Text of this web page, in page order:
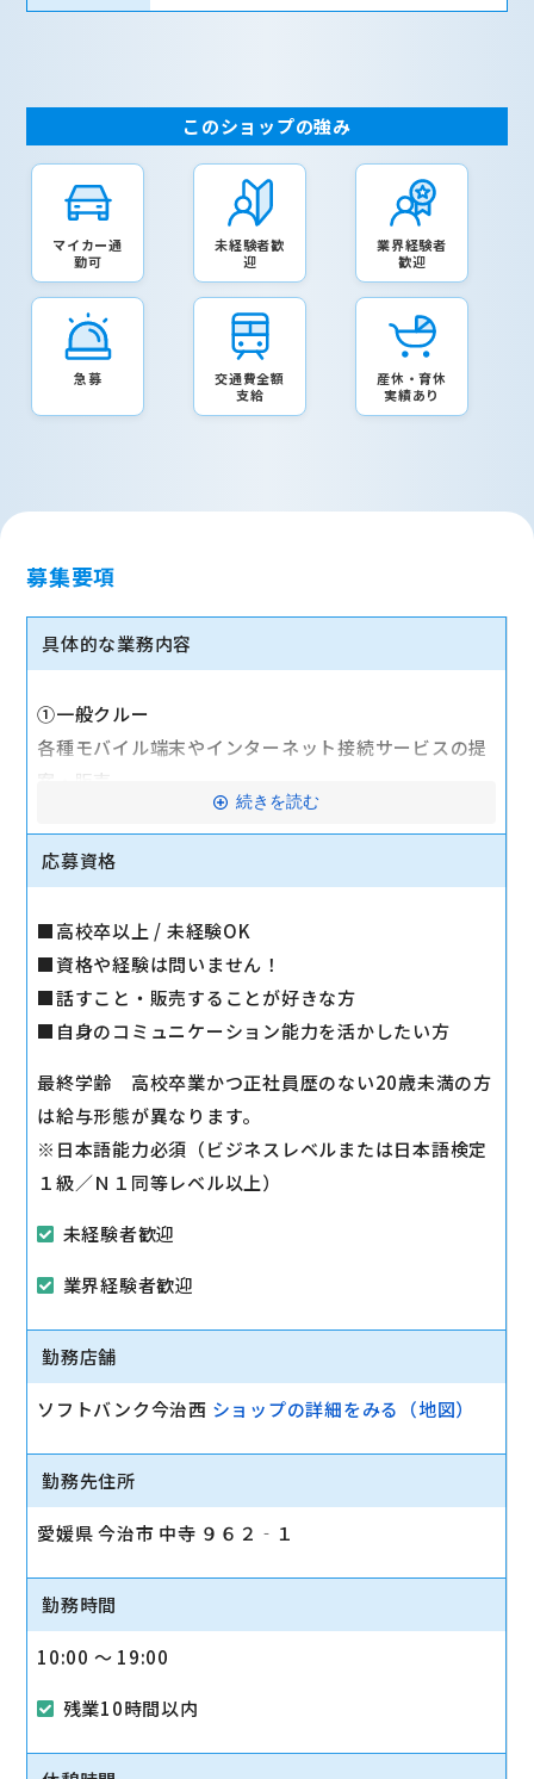
このショップの強み
マイカー通
勤可
未経験者歓
迎
業界経験者
歓迎
急募
交通費全額
支給
産休・育休
実績あり
募集要項
具体的な業務内容
①一般クルー
各種モバイル端末やインターネット接続サービスの提
案・販売
・商品のご提案、契約手続き
・操作方法のご案内
・商品管理
など
②責任者
・店舗運営のコンサル
・マーケット調査
・人材の教育
・対外交渉または取引先との商談
など
マイカー通勤可
続きを読む
応募資格
■高校卒以上 / 未経験OK
■資格や経験は問いません！
■話すこと・販売することが好きな方
■自身のコミュニケーション能力を活かしたい方
最終学齢 高校卒業かつ正社員歴のない20歳未満の方
は給与形態が異なります。
※日本語能力必須（ビジネスレベルまたは日本語検定
１級／Ｎ１同等レベル以上）
未経験者歓迎
業界経験者歓迎
勤務店舗
ソフトバンク今治西 ショップの詳細をみる（地図）
勤務先住所
愛媛県 今治市 中寺 ９６２‐１
勤務時間
10:00 〜 19:00
残業10時間以内